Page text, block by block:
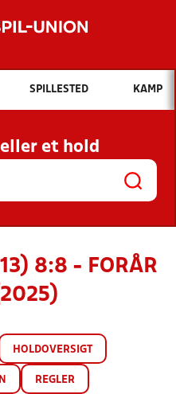
Hvad vil du søge efter?
OG NYHEDER
KLUBBER OG
SPILLESTED KAMP
et hold
8:8 - FORÅR
HOLDOVERSIGT
REGLER